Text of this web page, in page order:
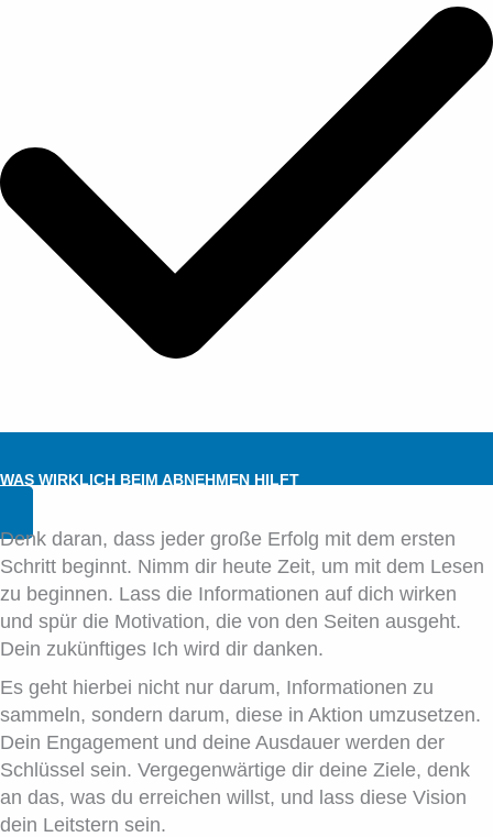
WAS WIRKLICH BEIM ABNEHMEN HILFT
Denk daran, dass jeder große Erfolg mit dem ersten
Schritt beginnt. Nimm dir heute Zeit, um mit dem Lesen
zu beginnen. Lass die Informationen auf dich wirken
und spür die Motivation, die von den Seiten ausgeht.
Dein zukünftiges Ich wird dir danken.
Es geht hierbei nicht nur darum, Informationen zu
sammeln, sondern darum, diese in Aktion umzusetzen.
Dein Engagement und deine Ausdauer werden der
Schlüssel sein. Vergegenwärtige dir deine Ziele, denk
an das, was du erreichen willst, und lass diese Vision
dein Leitstern sein.